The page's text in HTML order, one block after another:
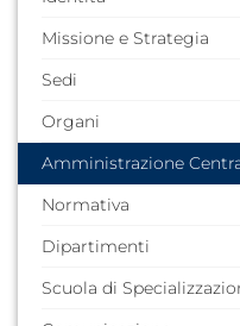
Storia dell'Ateneo
Quarantennale
Missione e Strategia
Missione e valori
Piano Strategico
Documenti di
Comitato Strategico
Analisi e cruscotti
Contributi e idee
Sedi
Organi
Rettore
Prorettore vicario
Delegati e Delegate
Senato Accademico
Consiglio di
Amministrazione
Normativa
Normativa nazionale
Normativa di Ateneo
Dipartimenti
Scuola di